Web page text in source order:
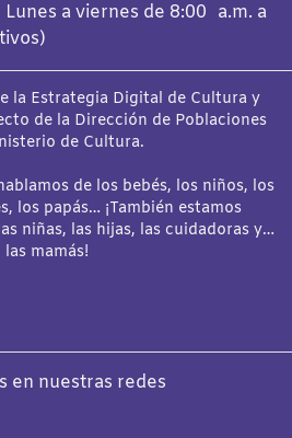
a viernes de 8:00 a.m. a
la Estrategia Digital de Cultura y
de la Dirección de Poblaciones
de Cultura.
de los bebés, los niños, los
los papás… ¡También estamos
niñas, las hijas, las cuidadoras y…
las mamás!
en nuestras redes